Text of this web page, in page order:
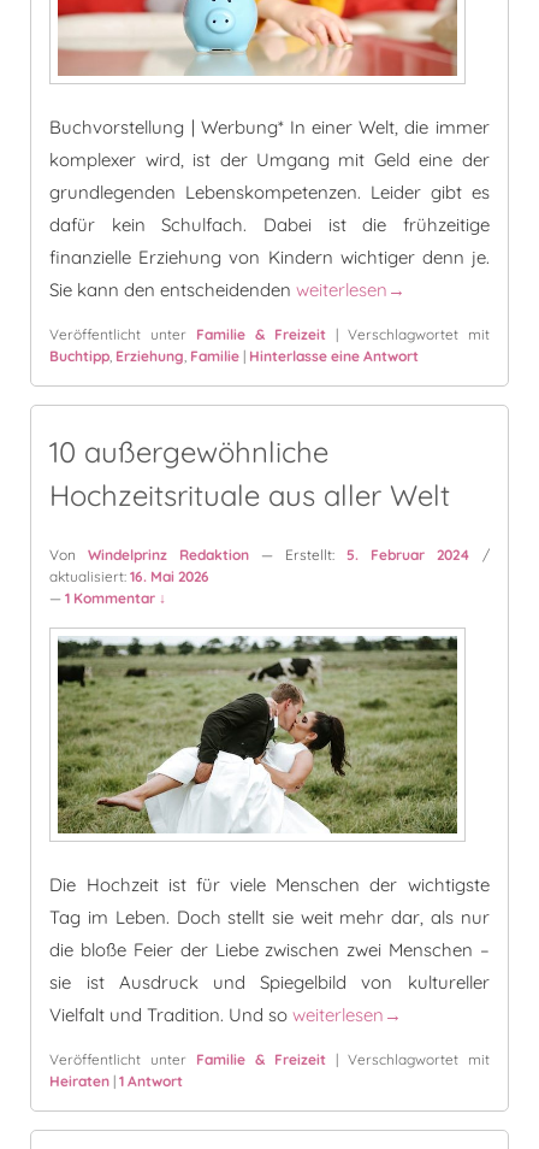
Buchvorstellung | Werbung* In einer Welt, die immer
komplexer wird, ist der Umgang mit Geld eine der
grundlegenden Lebenskompetenzen. Leider gibt es
dafür kein Schulfach. Dabei ist die frühzeitige
finanzielle Erziehung von Kindern wichtiger denn je.
Sie kann den entscheidendenFinanzielle Erziehung: “Über
weiterlesen →
Veröffentlicht unter Familie & Freizeit | Verschlagwortet mit
Buchtipp Erziehung Familie | Hinterlasse eine Antwort
10 außergewöhnliche
Hochzeitsrituale aus aller Welt
VonWindelprinz Redaktion — Erstellt: 5. Februar 2024 /
aktualisiert:16. Mai 2026
—1 Kommentar ↓
Die Hochzeit ist für viele Menschen der wichtigste
Tag im Leben. Doch stellt sie weit mehr dar, als nur
die bloße Feier der Liebe zwischen zwei Menschen –
sie ist Ausdruck und Spiegelbild von kultureller
Vielfalt und Tradition. Und so10 außergewöhnliche
weiterlesen →
Veröffentlicht unter Familie & Freizeit | Verschlagwortet mit
Heiraten |1 Antwort